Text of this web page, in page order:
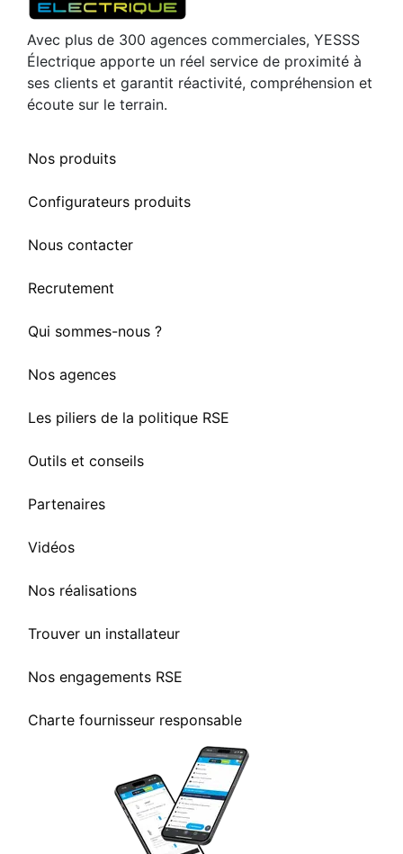
Avec plus de 300 agences commerciales, YESSS
Électrique apporte un réel service de proximité à
ses clients et garantit réactivité, compréhension et
écoute sur le terrain.
Nos produits
Configurateurs produits
Nous contacter
Recrutement
Qui sommes-nous ?
Nos agences
Les piliers de la politique RSE
Outils et conseils
Partenaires
Vidéos
Nos réalisations
Trouver un installateur
Nos engagements RSE
Charte fournisseur responsable